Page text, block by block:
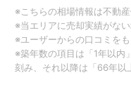
※こちらの相場情報は不動
※当エリアに売却実績がな
※ユーザーからの口コミを
※築年数の項目は「1年以
刻み、それ以降は「66年以